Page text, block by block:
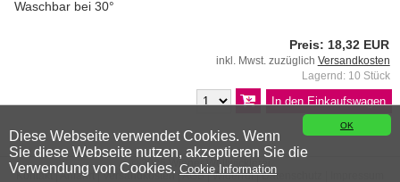
OK
Diese Webseite verwendet Cookies. Wenn
Sie diese Webseite nutzen, akzeptieren Sie die
Verwendung von Cookies. Cookie Information
Waschbar bei 30°
Preis: 18,32 EUR
inkl. Mwst. zuzüglich Versandkosten
Lagernd: 10 Stück
© 2026 Wiener Wollwicklerei
Kontakt |Anfahrt |Versandkosten |AGB|Widerruf|Datenschutz